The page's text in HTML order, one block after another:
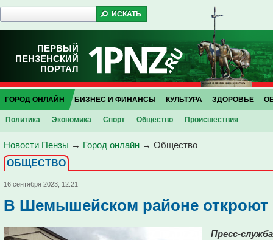
ПЕРВЫЙ
ПЕНЗЕНСКИЙ
ПОРТАЛ
ГОРОД ОНЛАЙН
Политика Экономика Спорт Общество Проиcшествия
БИЗНЕС И ФИНАНСЫ КУЛЬТУРА ЗДОРОВЬЕ
Новости Пензы → Город онлайн → Общество
ОБЩЕСТВО
16 сентября 2023, 12:21
В Шемышейском районе откроют
Пресс-